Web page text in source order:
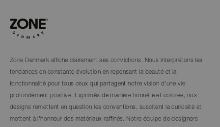
Zone Denmark affiche clairement ses convictions. Nous interprétons les
tendances en constante évolution en repensant la beauté et la
fonctionnalité pour tous ceux qui partagent notre vision d'une vie
profondément positive. Exprimés de manière honnête et colorée, nos
designs remettent en question les conventions, suscitent la curiosité et
mettent à l'honneur des matériaux raffinés. Notre équipe de designers